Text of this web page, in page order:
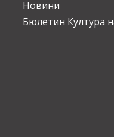
Новини
Бюлетин Култура